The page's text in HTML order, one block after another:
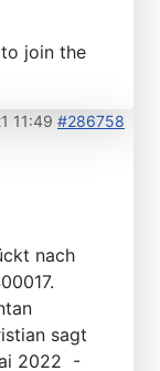
to join the
11:49 #286758
nach
sagt
2022 -